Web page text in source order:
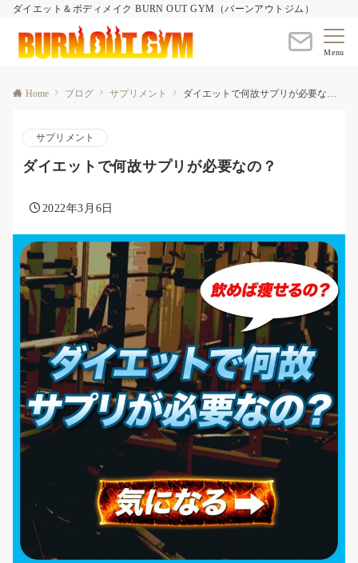
ダイエット＆ボディメイク BURN OUT GYM（バーンアウトジム）
Menu
Home ブログ サプリメント ダイエットで何故サプリが必要なの？
サプリメント
ダイエットで何故サプリが必要なの？
2022年3月6日